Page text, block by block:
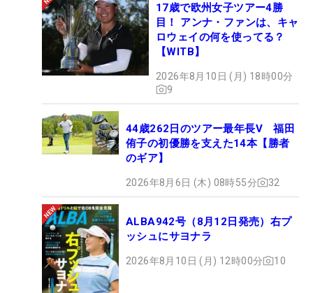
17歳で欧州女子ツアー4勝
目！ アンナ・ファンは、キャ
ロウェイの何を使ってる？
【WITB】
2026年8月10日 (月) 18時00分
9
44歳262日のツアー最年長V 福田
侑子の初優勝を支えた14本【勝者
のギア】
2026年8月6日 (木) 08時55分 32
ALBA942号（8月12日発売）右プ
ッシュにサヨナラ
2026年8月10日 (月) 12時00分 10